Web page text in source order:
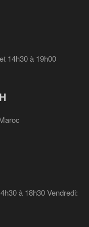
14h30 à 19h00
à 18h30 Vendredi: